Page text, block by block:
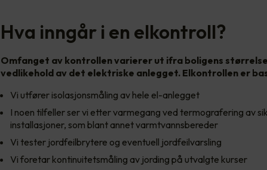
Hva inngår i en elkontroll?
Omfanget av kontrollen varierer ut ifra boligens
vedlikehold av det elektriske anlegget. Elkontrollen er
Vi utfører isolasjonsmåling av hele el-anlegget
I noen tilfeller ser vi etter varmegang ved termografering av
installasjoner, som blant annet varmtvannsbereder
Vi tester jordfeilbrytere og eventuell jordfeilvarsling
Vi foretar kontinuitetsmåling av jording på utvalgte kurser